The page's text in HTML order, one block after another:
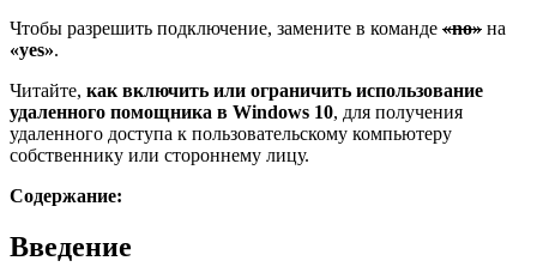
Чтобы разрешить подключение, замените в команде «no» на
«yes».
Читайте, как включить или ограничить использование
удаленного помощника в Windows 10, для получения
удаленного доступа к пользовательскому компьютеру
собственнику или стороннему лицу.
Содержание:
Введение